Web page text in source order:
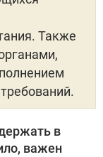
Также
в
важен